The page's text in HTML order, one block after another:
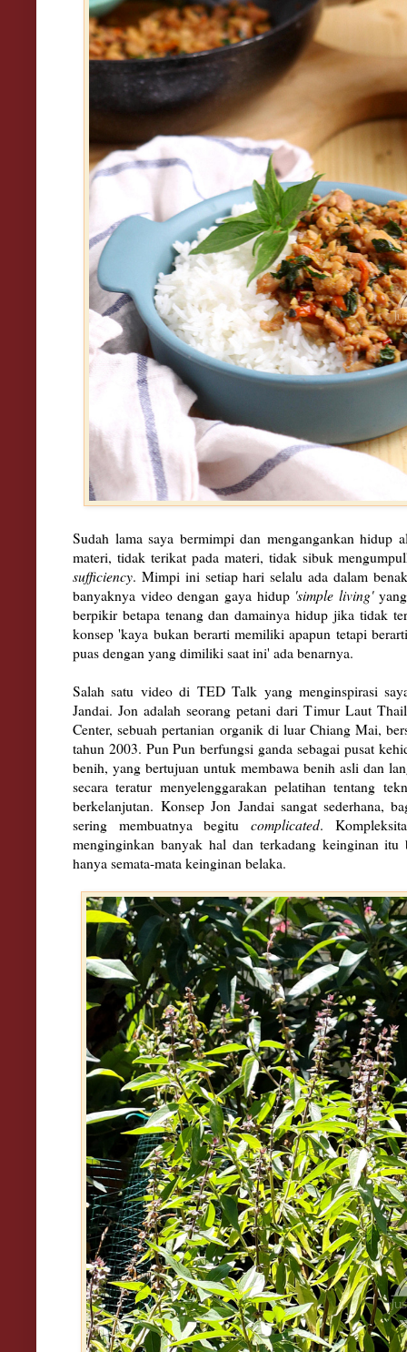
Sudah lama saya bermimpi dan mengangankan hidup
materi, tidak terikat pada materi, tidak sibuk
sufficiency. Mimpi ini setiap hari selalu ada dalam
banyaknya video dengan gaya hidup'simple living'
berpikir betapa tenang dan damainya hidup jika tidak
konsep 'kaya bukan berarti memiliki apapun tetapi
puas dengan yang dimiliki saat ini' ada benarnya.
Salah satu video di TED Talk yang menginspirasi
Jandai. Jon adalah seorang petani dari Timur Laut
Center, sebuah pertanian organik di luar Chiang Mai,
tahun 2003. Pun Pun berfungsi ganda sebagai pusat
benih, yang bertujuan untuk membawa benih asli dan
secara teratur menyelenggarakan pelatihan tentang
berkelanjutan.Konsep Jon Jandai sangat sederhana,
sering membuatnya begitu complicated.
menginginkan banyak hal dan terkadang keinginan
hanya semata-mata keinginan belaka.